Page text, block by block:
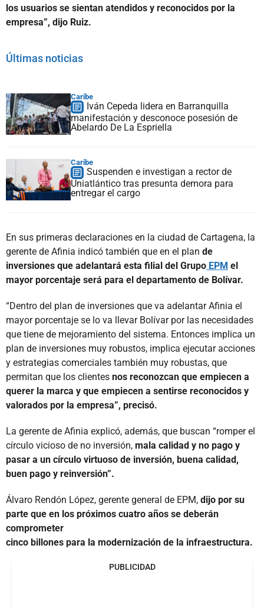
los usuarios se sientan atendidos y reconocidos por la
empresa”, dijo Ruiz.
Últimas noticias
Caribe
Iván Cepeda lidera en Barranquilla
manifestación y desconoce posesión de
Abelardo De La Espriella
Caribe
Suspenden e investigan a rector de
Uniatlántico tras presunta demora para
entregar el cargo
En sus primeras declaraciones en la ciudad de Cartagena, la
gerente de Afinia indicó también que en el plan de
inversiones que adelantará esta filial del Grupo EPM el
mayor porcentaje será para el departamento de Bolívar.
“Dentro del plan de inversiones que va adelantar Afinia el
mayor porcentaje se lo va llevar Bolívar por las necesidades
que tiene de mejoramiento del sistema. Entonces implica un
plan de inversiones muy robustos, implica ejecutar acciones
y estrategias comerciales también muy robustas, que
permitan que los clientes nos reconozcan que empiecen a
querer la marca y que empiecen a sentirse reconocidos y
valorados por la empresa”, precisó.
La gerente de Afinia explicó, además, que buscan “romper el
círculo vicioso de no inversión, mala calidad y no pago y
pasar a un círculo virtuoso de inversión, buena calidad,
buen pago y reinversión”.
Álvaro Rendón López, gerente general de EPM, dijo por su
parte que en los próximos cuatro años se deberán
comprometer
cinco billones para la modernización de la infraestructura.
PUBLICIDAD